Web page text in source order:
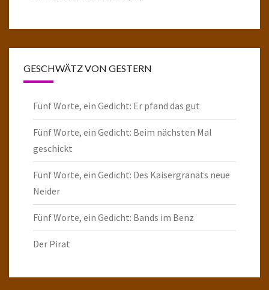
GESCHWÄTZ VON GESTERN
Fünf Worte, ein Gedicht: Er pfand das gut
Fünf Worte, ein Gedicht: Beim nächsten Mal
geschickt
Fünf Worte, ein Gedicht: Des Kaisergranats neue
Neider
Fünf Worte, ein Gedicht: Bands im Benz
Der Pirat